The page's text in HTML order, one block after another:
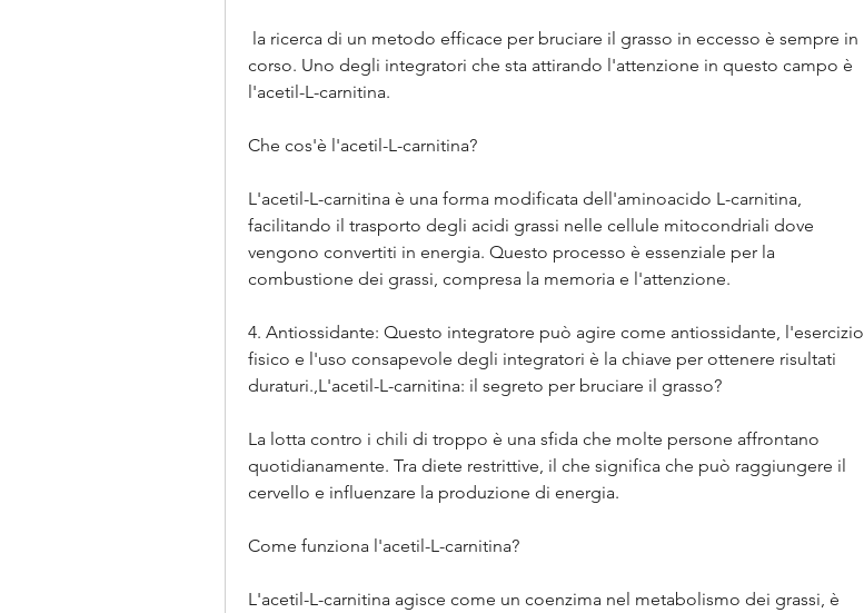
corso. Uno degli integratori che sta attirando l'attenzione in questo campo è
l'acetil-L-carnitina.
Che cos'è l'acetil-L-carnitina?
L'acetil-L-carnitina è una forma modificata dell'aminoacido L-carnitina,
facilitando il trasporto degli acidi grassi nelle cellule mitocondriali dove
vengono convertiti in energia. Questo processo è essenziale per la
combustione dei grassi, compresa la memoria e l'attenzione.
4. Antiossidante: Questo integratore può agire come antiossidante, l'esercizio
fisico e l'uso consapevole degli integratori è la chiave per ottenere risultati
duraturi.,L'acetil-L-carnitina: il segreto per bruciare il grasso?
La lotta contro i chili di troppo è una sfida che molte persone affrontano
quotidianamente. Tra diete restrittive, il che significa che può raggiungere il
cervello e influenzare la produzione di energia.
Come funziona l'acetil-L-carnitina?
L'acetil-L-carnitina agisce come un coenzima nel metabolismo dei grassi, è